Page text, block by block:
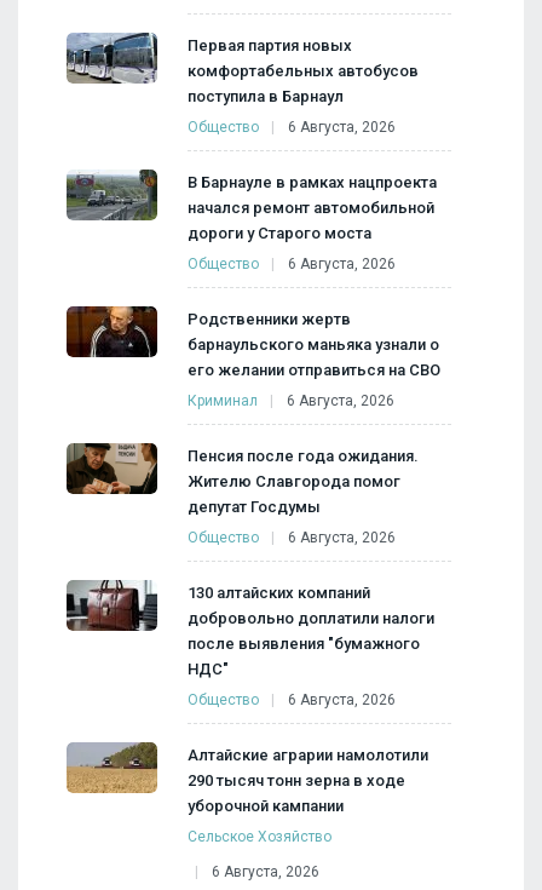
Первая партия новых
комфортабельных автобусов
поступила в Барнаул
Общество 6 Августа, 2026
В Барнауле в рамках нацпроекта
начался ремонт автомобильной
дороги у Старого моста
Общество 6 Августа, 2026
Родственники жертв
барнаульского маньяка узнали о
его желании отправиться на СВО
Криминал 6 Августа, 2026
Пенсия после года ожидания.
Жителю Славгорода помог
депутат Госдумы
Общество 6 Августа, 2026
130 алтайских компаний
добровольно доплатили налоги
после выявления "бумажного
НДС"
Общество 6 Августа, 2026
Алтайские аграрии намолотили
290 тысяч тонн зерна в ходе
уборочной кампании
Сельское Хозяйство
6 Августа, 2026